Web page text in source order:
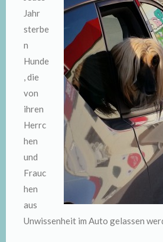
Jahr
sterbe
n
Hunde
, die
von
ihren
Herrc
hen
und
Frauc
hen
aus
Unwissenheit im Auto gelassen